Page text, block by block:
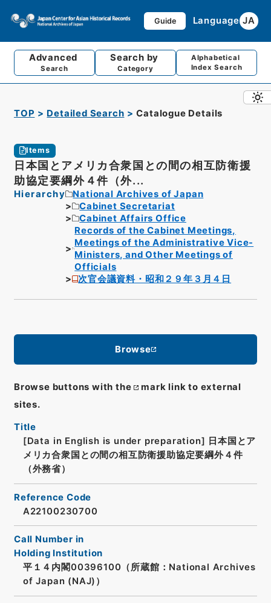
Guide Language JA
Advanced
Search
Search by
Category
Alphabetical
Index Search
TOP Detailed Search Catalogue Details
Items
日本国とアメリカ合衆国との間の相互防衛援
助協定要綱外４件（外...
Hierarchy
National Archives of Japan
Cabinet Secretariat
Cabinet Affairs Office
Records of the Cabinet Meetings,
Meetings of the Administrative Vice-
Ministers, and Other Meetings of
Officials
次官会議資料・昭和２９年３月４日
Browse
Browse buttons with the
mark link to external
sites.
Title
[Data in English is under preparation]
日本国とア
メリカ合衆国との間の相互防衛援助協定要綱外４件
（外務省）
Reference Code
A22100230700
Call Number in
Holding Institution
平１４内閣00396100（所蔵館：National Archives
of Japan (NAJ)）